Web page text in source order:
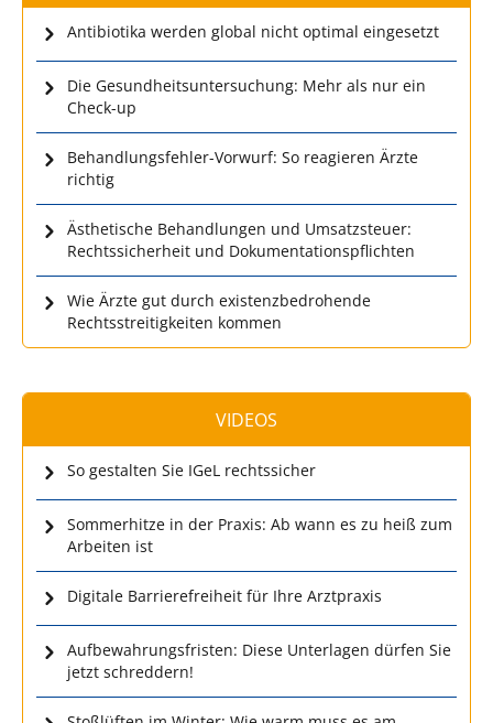
Antibiotika werden global nicht optimal eingesetzt
Die Gesundheitsuntersuchung: Mehr als nur ein
Check-up
Behandlungsfehler-Vorwurf: So reagieren Ärzte
richtig
Ästhetische Behandlungen und Umsatzsteuer:
Rechtssicherheit und Dokumentationspflichten
Wie Ärzte gut durch existenzbedrohende
Rechtsstreitigkeiten kommen
VIDEOS
So gestalten Sie IGeL rechtssicher
Sommerhitze in der Praxis: Ab wann es zu heiß zum
Arbeiten ist
Digitale Barrierefreiheit für Ihre Arztpraxis
Aufbewahrungsfristen: Diese Unterlagen dürfen Sie
jetzt schreddern!